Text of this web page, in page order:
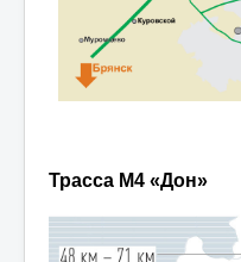
Трасса М4 «Дон»